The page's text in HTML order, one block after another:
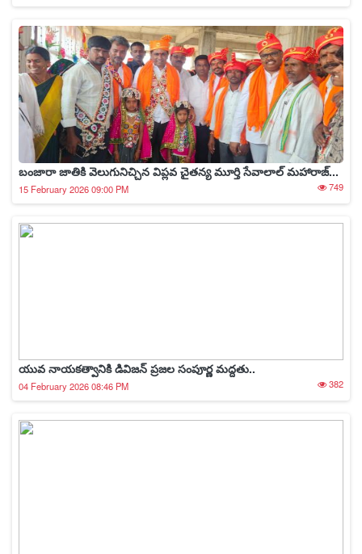
బంజారా జాతికి వెలుగునిచ్చిన విప్లవ చైతన్య మూర్తి సేవాలాల్ మహారాజ్...
15 February 2026 09:00 PM 749
యువ నాయకత్వానికి డివిజన్ ప్రజల సంపూర్ణ మద్దతు..
04 February 2026 08:46 PM 382